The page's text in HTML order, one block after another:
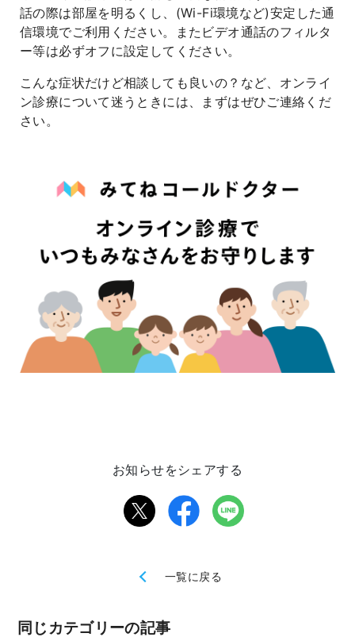
話の際は部屋を明るくし、(Wi-Fi環境など)安定した通
信環境でご利用ください。またビデオ通話のフィルタ
ー等は必ずオフに設定してください。
こんな症状だけど相談しても良いの？など、オンライ
ン診療について迷うときには、まずはぜひご連絡くだ
さい。
お知らせをシェアする
一覧に戻る
同じカテゴリーの記事